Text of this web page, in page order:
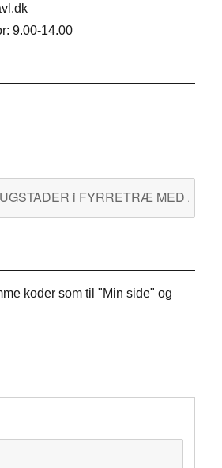
9.00-14.00
koder som til "Min side" og